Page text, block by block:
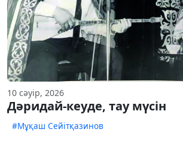
10 сәуір, 2026
Дәридай-кеуде, тау мүсін
#Мұқаш Сейітқазинов